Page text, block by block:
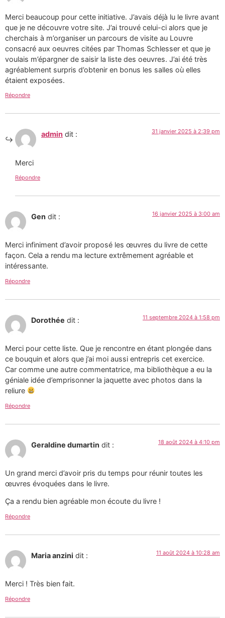
Merci beaucoup pour cette initiative. J’avais déjà lu le livre avant
que je ne découvre votre site. J’ai trouvé celui-ci alors que je
cherchais à m’organiser un parcours de visite au Louvre
consacré aux oeuvres citées par Thomas Schlesser et que je
voulais m’épargner de saisir la liste des oeuvres. J’ai été très
agréablement surpris d’obtenir en bonus les salles où elles
étaient exposées.
Répondre
admin dit : 31 janvier 2025 à 2:39 pm
Merci
Répondre
Gen dit : 16 janvier 2025 à 3:00 am
Merci infiniment d’avoir proposé les œuvres du livre de cette
façon. Cela a rendu ma lecture extrêmement agréable et
intéressante.
Répondre
Dorothée dit : 11 septembre 2024 à 1:58 pm
Merci pour cette liste. Que je rencontre en étant plongée dans
ce bouquin et alors que j’ai moi aussi entrepris cet exercice.
Car comme une autre commentatrice, ma bibliothèque a eu la
géniale idée d’emprisonner la jaquette avec photos dans la
reliure
Répondre
Geraldine dumartin dit : 18 août 2024 à 4:10 pm
Un grand merci d’avoir pris du temps pour réunir toutes les
œuvres évoquées dans le livre.
Ça a rendu bien agréable mon écoute du livre !
Répondre
Maria anzini dit : 11 août 2024 à 10:28 am
Merci ! Très bien fait.
Répondre